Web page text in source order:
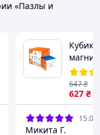
«Пазлы и
Кубик
Go
627 ₴
647₴
Микита Г.